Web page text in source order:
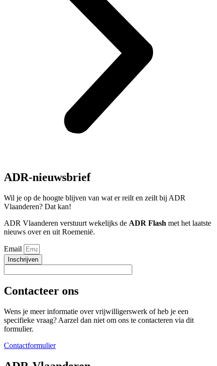
ADR-nieuwsbrief
Wil je op de hoogte blijven van wat er reilt en zeilt bij ADR
Vlaanderen? Dat kan!
ADR Vlaanderen verstuurt wekelijks de ADR Flash met het laatste
nieuws over en uit Roemenië.
Email
Inschrijven
Contacteer ons
Wens je meer informatie over vrijwilligerswerk of heb je een
specifieke vraag? Aarzel dan niet om ons te contacteren via dit
formulier.
Contactformulier